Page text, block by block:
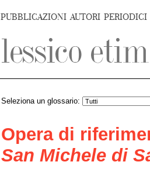
PUBBLICAZIONI AUTORI PERIODICI
Seleziona un glossario:
Opera di
San Michele di